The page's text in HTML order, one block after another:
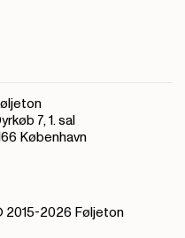
7, 1. sal
København
2015-2026 Føljeton